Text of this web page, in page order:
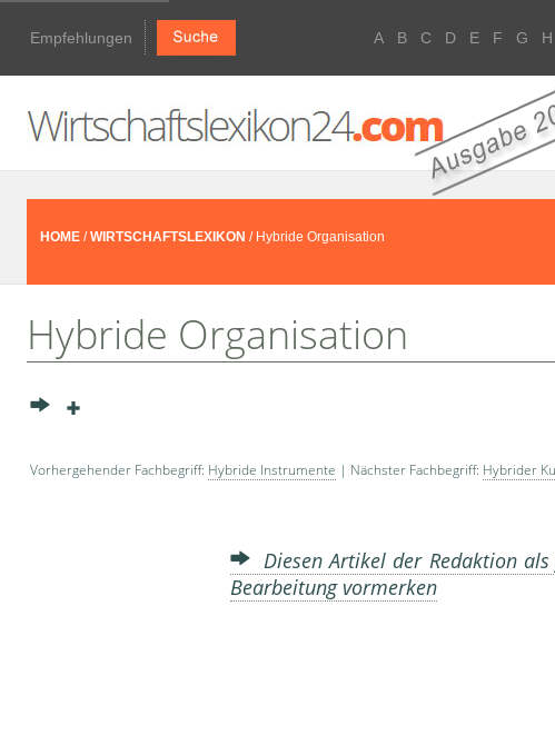
Empfehlungen A B C D E F G H
HOME /WIRTSCHAFTSLEXIKON / Hybride Organisation
Hybride Organisation
Vorhergehender Fachbegriff: Hybride Instrumente | Nächster Fachbegriff: Hybrider
Diesen Artikel der Redaktion
Bearbeitung vormerken